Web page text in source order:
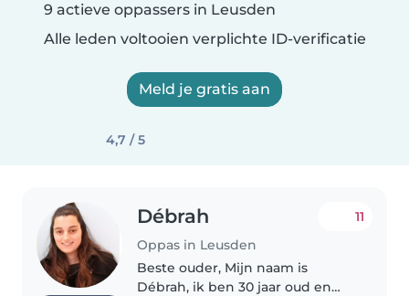
9 actieve oppassers in Leusden
Alle leden voltooien verplichte ID-verificatie
Meld je gratis aan
4,7 / 5
Débrah
Oppas in Leusden
11
Beste ouder, Mijn naam is
Débrah, ik ben 30 jaar oud en